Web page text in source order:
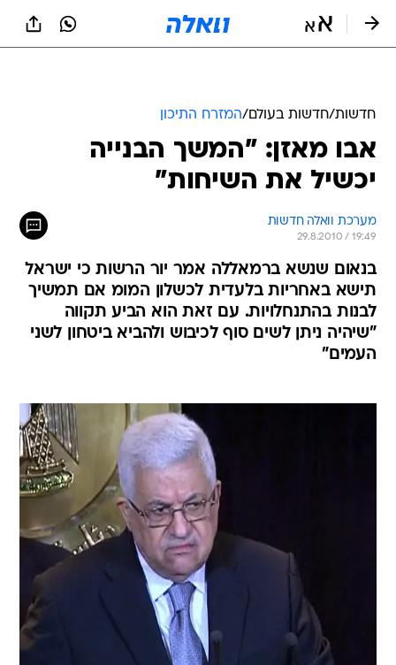
חדשות/חדשות בעולם/המזרח התיכון
אבו מאזן: "המשך הבנייה
יכשיל את השיחות"
מערכת וואלה חדשות
29.8.2010 / 19:49
בנאום שנשא ברמאללה אמר יור הרשות כי ישראל
תישא באחריות בלעדית לכשלון המומ אם תמשיך
לבנות בהתנחלויות. עם זאת הוא הביע תקווה
"שיהיה ניתן לשים סוף לכיבוש ולהביא ביטחון לשני
העמים"